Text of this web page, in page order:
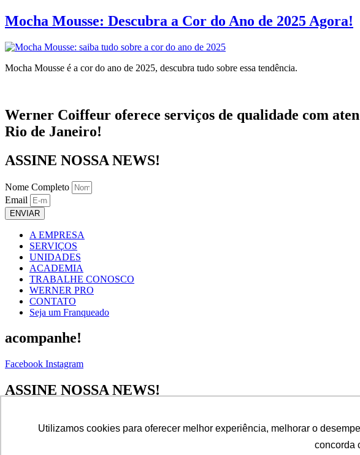
Utilizamos cookies para oferecer melhor experiência, melhorar o
concorda
Mocha Mousse: Descubra a Cor do Ano de 2025 Agora!
Mocha Mousse é a cor do ano de 2025, descubra tudo sobre essa tendência.
Werner Coiffeur oferece serviços de qualidade com
Rio de Janeiro!
ASSINE NOSSA NEWS!
Nome Completo
Email
ENVIAR
A EMPRESA
SERVIÇOS
UNIDADES
ACADEMIA
TRABALHE CONOSCO
WERNER PRO
CONTATO
Seja um Franqueado
acompanhe!
Facebook Instagram
ASSINE NOSSA NEWS!